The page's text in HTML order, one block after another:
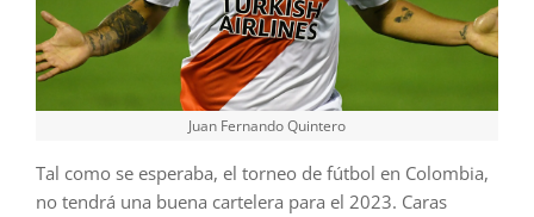
Juan Fernando Quintero
Tal como se esperaba, el torneo de fútbol en Colombia,
no tendrá una buena cartelera para el 2023. Caras